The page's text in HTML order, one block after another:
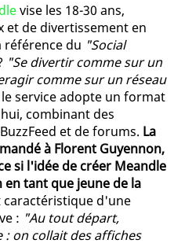
vise les 18-30 ans,
et de divertissement en
référence du "Social
"Se divertir comme sur un
comme sur un réseau
service adopte un format
combinant des
et de forums. La
à Florent Guyennon,
si l'idée de créer Meandle
tant que jeune de la
caractéristique d'une
: "Au tout départ,
on collait des affiches